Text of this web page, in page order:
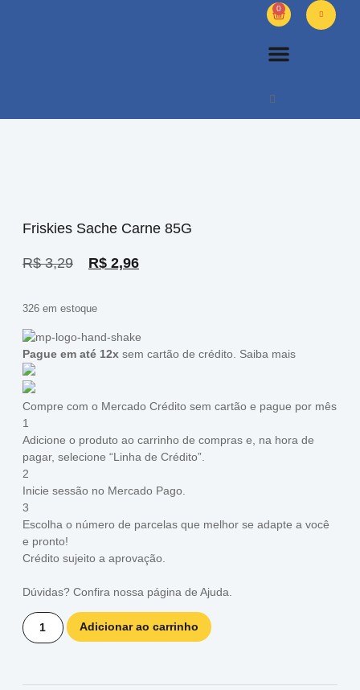
0
Friskies Sache Carne 85G
R$3,29 R$ 2,96
326 em estoque
Pague em até 12x sem cartão de crédito. Saiba mais
Compre com o Mercado Crédito sem cartão e pague por mês
1
Adicione o produto ao carrinho de compras e, na hora de
pagar, selecione “Linha de Crédito”.
2
Inicie sessão no Mercado Pago.
3
Escolha o número de parcelas que melhor se adapte a você
e pronto!
Crédito sujeito a aprovação.
Dúvidas? Confira nossa página de Ajuda
Adicionar ao carrinho